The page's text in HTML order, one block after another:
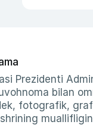
Prezidenti
bilan
fotografik,